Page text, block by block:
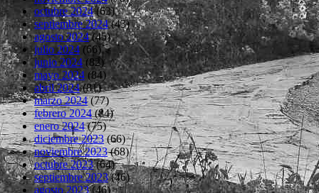
octubre 2024(63)
septiembre 2024(43)
agosto 2024(45)
julio 2024(66)
junio 2024 (82)
mayo 2024 (84)
abril 2024(81)
marzo 2024(77)
febrero 2024(84)
enero 2024(75)
diciembre 2023(66)
noviembre 2023(68)
octubre 2023(64)
septiembre 2023(46)
agosto 2023(46)